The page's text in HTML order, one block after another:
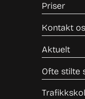
Priser
Kontakt
Aktuelt
Ofte stilte